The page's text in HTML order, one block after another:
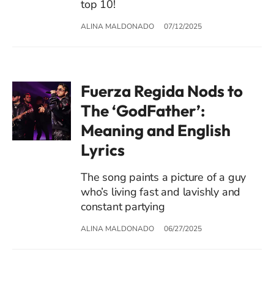
top 10!
ALINA MALDONADO 07/12/2025
Fuerza Regida Nods to
The ‘GodFather’:
Meaning and English
Lyrics
The song paints a picture of a guy
who’s living fast and lavishly and
constant partying
ALINA MALDONADO 06/27/2025